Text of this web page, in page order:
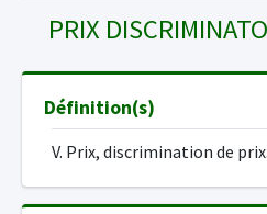
PRIX
Définition(s)
V. Prix, discrimination de prix.